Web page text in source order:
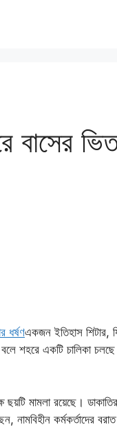
বাসের
ধর্ষণএকজন ইতিহাস শিটার,
শহরে একটি চালিকা
ছয়টি মামলা রয়েছে।
কর্মকর্তাদের বরাত